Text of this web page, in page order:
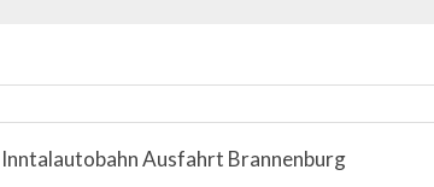
Inntalautobahn Ausfahrt Brannenburg